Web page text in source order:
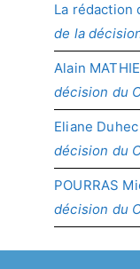
La rédaction
de la
Alain
décision du
Eliane Duhec
décision du
POURRAS
décision du